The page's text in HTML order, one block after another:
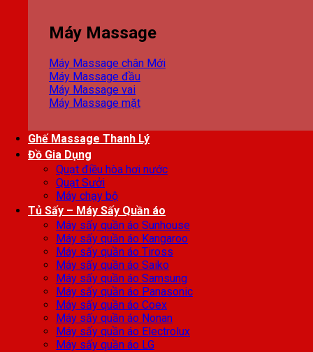
Máy Massage
Máy Massage chân
Máy Massage đầu
Máy Massage vai
Máy Massage mặt
Ghế Massage Thanh Lý
Đồ Gia Dụng
Quạt điều hòa hơi nước
Quạt Sưởi
Máy chạy bộ
Tủ Sấy – Máy Sấy Quần áo
Máy sấy quần áo Sunhouse
Máy sấy quần áo Kangaroo
Máy sấy quần áo Tiross
Máy sấy quần áo Saiko
Máy sấy quần áo Samsung
Máy sấy quần áo Panasonic
Máy sấy quần áo Coex
Máy sấy quần áo Nonan
Máy sấy quần áo Electrolux
Máy sấy quần áo LG